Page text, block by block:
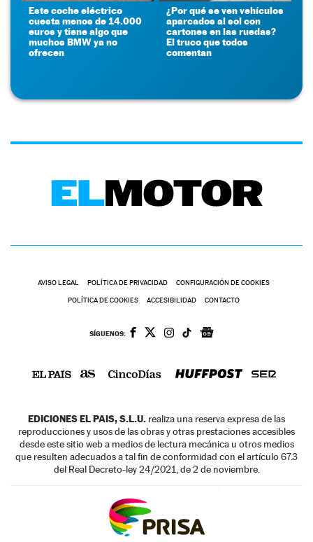
Este coche eléctrico
cuesta menos de 14.000
euros y tiene algo que
muchos BMW ya no
ofrecen
¿Por qué se ven vehículos
aparcados al sol con
cartones en las ruedas?
El truco que todos
comentan
AVISO LEGAL POLÍTICA DE PRIVACIDAD CONFIGURACIÓN DE COOKIES
POLÍTICA DE COOKIES ACCESIBILIDAD CONTACTO
SÍGUENOS:
EDICIONES EL PAIS, S.L.U. realiza una reserva expresa de las
reproducciones y usos de las obras y otras prestaciones accesibles
desde este sitio web a medios de lectura mecánica u otros medios
que resulten adecuados a tal fin de conformidad con el artículo 67.3
del Real Decreto-ley 24/2021, de 2 de noviembre.